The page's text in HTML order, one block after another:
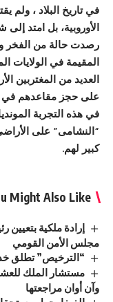
في تاريخ البلاد ، ولم
الأوروبية، بل امتد
رصدت حالة من الفخر
المقيمة في الولايات
العديد من المغتربين
على حجز مقاعدهم في
في هذه التجربة
“النشامى” على
كبير لهم.
Might Also Like
إرادة ملكية
مجلس الأمن القومي
“الترخيص” تطلق
مستشار الملك
وآن أوان مراجعتها